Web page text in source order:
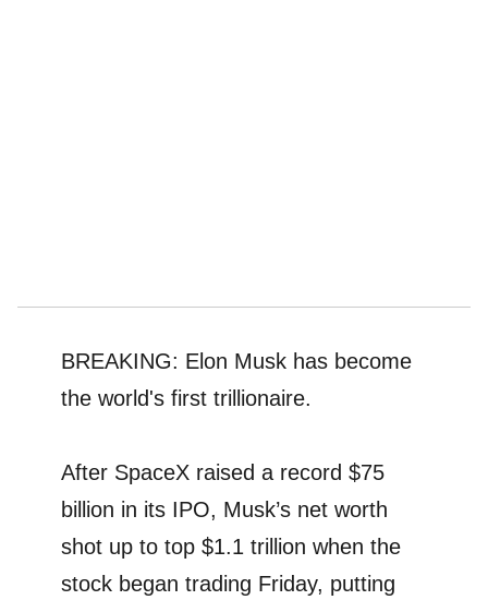
BREAKING: Elon Musk has become
the world's first trillionaire.
After SpaceX raised a record $75
billion in its IPO, Musk’s net worth
shot up to top $1.1 trillion when the
stock began trading Friday, putting